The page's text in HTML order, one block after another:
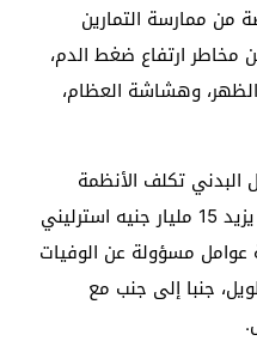
من ممارسة التمارين
مخاطر ارتفاع ضغط الدم،
الظهر، وهشاشة العظام،
البدني تكلف الأنظمة
الصحية فى المملكة المتحدة، ما يزيد 15 مليار جنيه استرليني
عوامل مسؤولة عن الوفيات
جنبا إلى جنب مع